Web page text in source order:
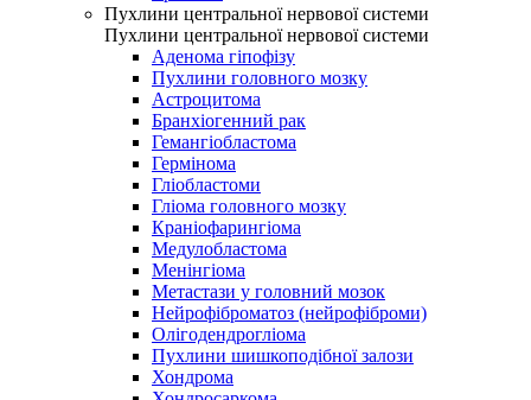
Пухлини центральної нервової системи
Пухлини центральної нервової системи
Аденома гіпофізу
Пухлини головного мозку
Астроцитома
Бранхіогенний рак
Гемангіобластома
Гермінома
Гліобластоми
Гліома головного мозку
Краніофарингіома
Медулобластома
Менінгіома
Метастази у головний мозок
Нейрофіброматоз (нейрофіброми)
Олігодендрогліома
Пухлини шишкоподібної залози
Хондрома